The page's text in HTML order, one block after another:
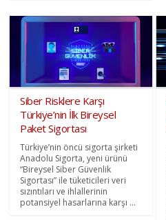
Siber Risklere Karşı
Türkiye’nin İlk Bireysel
Paket Sigortası
Türkiye’nin öncü sigorta şirketi
Anadolu Sigorta, yeni ürünü
“Bireysel Siber Güvenlik
Sigortası” ile tüketicileri veri
sızıntıları ve ihlallerinin
potansiyel hasarlarına karşı ...